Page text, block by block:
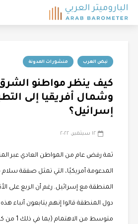
نبض العرب منشورات المدونة
كيف ينظر مواطنو
وشمال أفريقيا إلى
إسرائيل؟
١٢ سبتمبر، ٢٠٢٢
ثمة رفض عام من المواطن العادي عبر
المدعومة أمريكيًا، التي تمثل صفقة
المنطقة مع إسرائيل. رغم أن الربع على
دول المنطقة قالوا إنهم يتابعون أنباء